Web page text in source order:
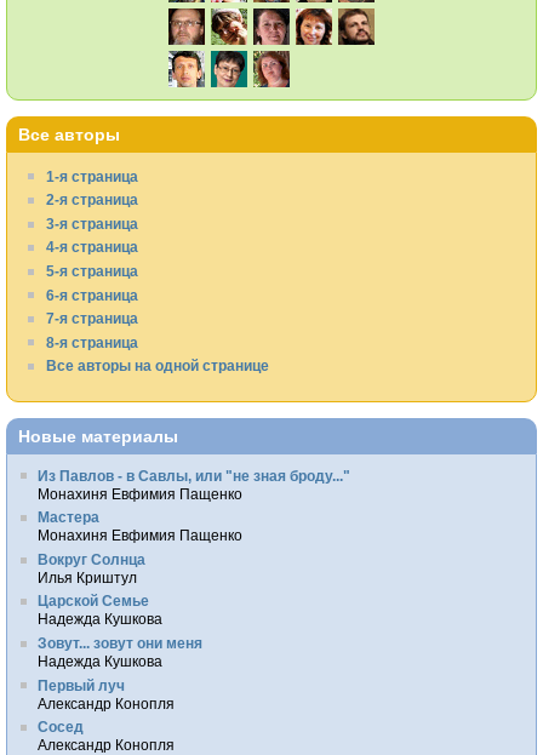
Все авторы
1-я страница
2-я страница
3-я страница
4-я страница
5-я страница
6-я страница
7-я страница
8-я страница
Все авторы на одной странице
Новые материалы
Из Павлов - в Савлы, или "не зная броду..."
Монахиня Евфимия Пащенко
Мастера
Монахиня Евфимия Пащенко
Вокруг Солнца
Илья Криштул
Царской Семье
Надежда Кушкова
Зовут... зовут они меня
Надежда Кушкова
Первый луч
Александр Конопля
Сосед
Александр Конопля